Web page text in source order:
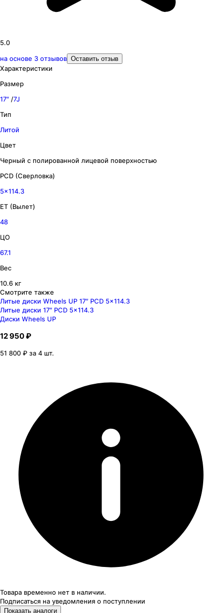
5.0
на основе 3 отзывов Оставить отзыв
Характеристики
Размер
17″ /7J
Тип
Литой
Цвет
Черный с полированной лицевой поверхностью
PCD (Сверловка)
5x114.3
ET (Вылет)
48
ЦО
67.1
Вес
10.6 кг
Смотрите также
Литые диски Wheels UP 17″ PCD 5x114.3
Литые диски 17″ PCD 5x114.3
Диски Wheels UP
12 950 ₽
51 800 ₽ за 4 шт.
Товара временно нет в наличии.
Подписаться на уведомления о поступлении
Показать аналоги